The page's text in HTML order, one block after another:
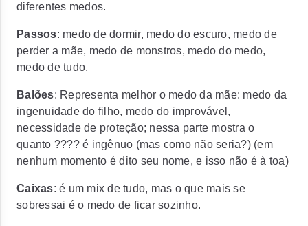
diferentes medos.
Passos: medo de dormir, medo do escuro, medo de
perder a mãe, medo de monstros, medo do medo,
medo de tudo.
Balões: Representa melhor o medo da mãe: medo da
ingenuidade do filho, medo do improvável,
necessidade de proteção; nessa parte mostra o
quanto ???? é ingênuo (mas como não seria?) (em
nenhum momento é dito seu nome, e isso não é à toa)
Caixas: é um mix de tudo, mas o que mais se
sobressai é o medo de ficar sozinho.